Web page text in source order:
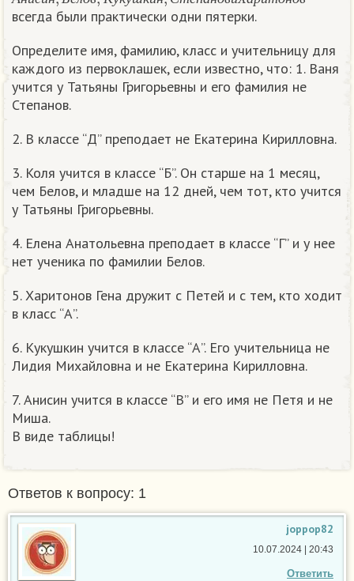
Ан и с и н Бел ов Ку ку ш ки н С т е п а н о в иХ а р и т о н о в
всегда были практически одни пятерки.
Определите имя, фамилию, класс и учительницу для
каждого из первоклашек, если известно, что: 1. Ваня
учится у Татьяны Григорьевны и его фамилия не
Степанов.
2. В классе “Д” преподает не Екатерина Кирилловна.
3. Коля учится в классе “Б”. Он старше на 1 месяц,
чем Белов, и младше на 12 дней, чем тот, кто учится
у Татьяны Григорьевны.
4. Елена Анатольевна преподает в классе “Г” и у нее
нет ученика по фамилии Белов.
5. Харитонов Гена дружит с Петей и с тем, кто ходит
в класс “А”.
6. Кукушкин учится в классе “А”. Его учительница не
Лидия Михайловна и не Екатерина Кирилловна.
7. Анисин учится в классе “В” и его имя не Петя и не
Миша.
В виде таблицы!
Ответов к вопросу: 1
joppop82
Ответить
10.07.2024 | 20:43